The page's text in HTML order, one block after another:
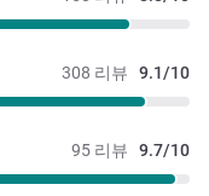
308 리뷰 9.1/10
95 리뷰 9.7/10